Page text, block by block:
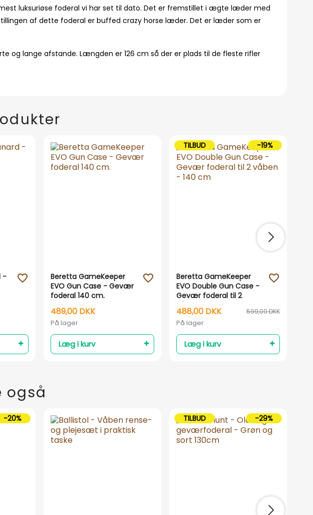
luksuriøse foderal vi har set til dato. Det er fremstillet i ægte læder med
af dette foderal er buffed crazy horse læder. Det er læder som er
og lange afstande. Længden er 126 cm så der er plads til de fleste rifler
-
favorite_outline
Beretta GameKeeper
EVO Gun Case - Gevær
foderal 140 cm.
489,00 DKK
På lager
Læg i kurv
favorite_outline
Beretta GameKeeper
EVO Double Gun Case -
Gevær foderal til 2
våben - 140 cm
599,00 DKK
488,00 DKK
På lager
Læg i kurv
favorite_outline
TILBUD -19%
også
-20% TILBUD -29%